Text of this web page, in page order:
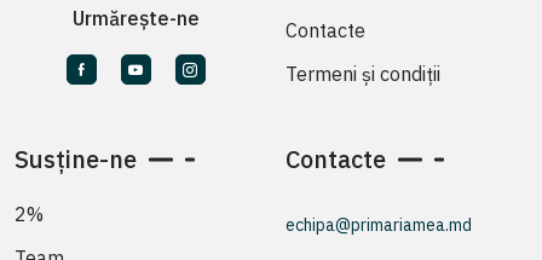
Urmărește-ne
Contacte
Termeni și condiții
Susține-ne
2%
Contacte
echipa@primariamea.md